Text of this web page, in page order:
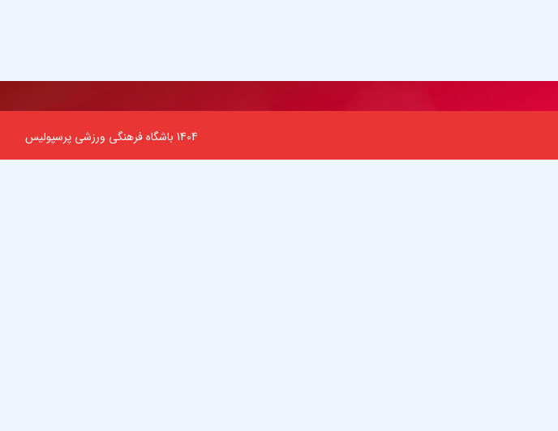
1404 باشگاه فرهنگی ورزشی پرسپولیس